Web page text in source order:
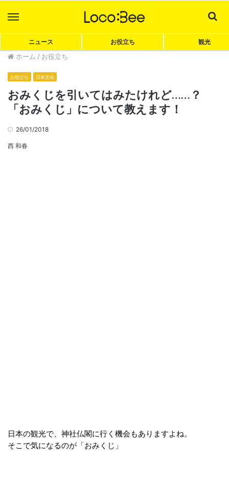
ニュース お役立ち 観光
ホーム / お役立ち
お役立ち 日本文化
おみくじを引いてはみたけれど……？
「おみくじ」について教えます！
26/01/2018
西 和春
日本の観光で、神社仏閣に行く機会もありますよね。
そこで気になるのが「おみくじ」